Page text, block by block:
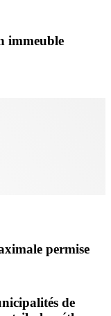
immeuble
permise
de